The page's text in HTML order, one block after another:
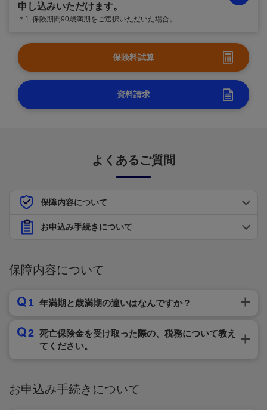
申し込みいただけます。
＊1 保険期間90歳満期をご選択いただいた場合。
保険料試算
資料請求
よくあるご質問
保障内容について
お申込み手続きについて
保障内容について
1 年満期と歳満期の違いはなんですか？
2 死亡保険金を受け取った際の、税務について教え
てください。
お申込み手続きについて